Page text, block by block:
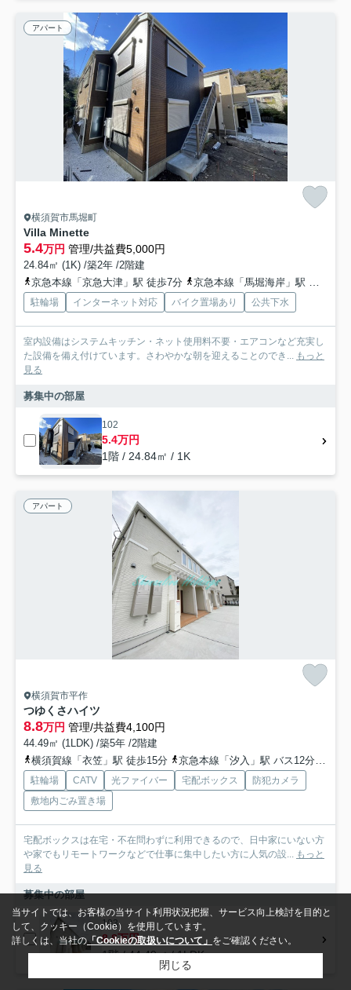
アパート
横須賀市馬堀町
Villa Minette
5.4万円 管理/共益費5,000円
24.84㎡ (1K) /築2年 /2階建
京急本線「京急大津」駅 徒歩7分
京急本線「馬堀海岸」駅 徒歩9分
駐輪場 インターネット対応 バイク置場あり 公共下水
室内設備はシステムキッチン・ネット使用料不要・エアコンなど充実し
た設備を備え付けています。さわやかな朝を迎えることのでき...
もっと
見る
募集中の部屋
102
5.4万円
1階 / 24.84㎡ / 1K
アパート
横須賀市平作
つゆくさハイツ
8.8万円 管理/共益費4,100円
44.49㎡ (1LDK) /築5年 /2階建
横須賀線「衣笠」駅 徒歩15分
京急本線「汐入」駅 バス12分 京急バス「金谷（神奈川県）」 停歩12分
駐輪場 CATV 光ファイバー 宅配ボックス
防犯カメラ
敷地内ごみ置き場
宅配ボックスは在宅・不在問わずに利用できるので、日中家にいない方
や家でもリモートワークなどで仕事に集中したい方に人気の設...
もっと
見る
募集中の部屋
103
8.8万円
1階 / 44.49㎡ / 1LDK
当サイトでは、お客様の当サイト利用状況把握、サービス向上検討を目的と
して、クッキー（Cookie）を使用しています。
詳しくは、当社の「Cookieの取扱いについて」 をご確認ください。
閉じる